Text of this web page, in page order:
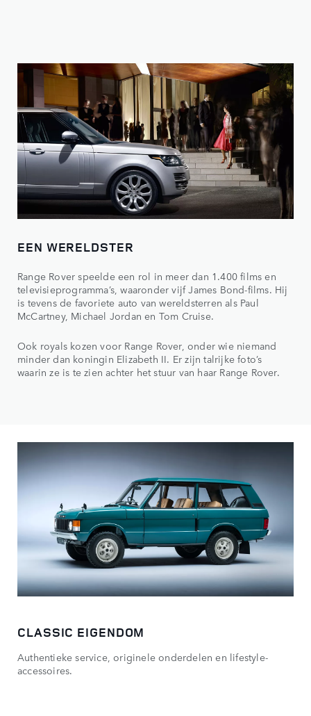
EEN WERELDSTER
Range Rover speelde een rol in meer dan 1.400 films en
televisieprogramma’s, waaronder vijf James Bond-films. Hij
is tevens de favoriete auto van wereldsterren als Paul
McCartney, Michael Jordan en Tom Cruise.
Ook royals kozen voor Range Rover, onder wie niemand
minder dan koningin Elizabeth II. Er zijn talrijke foto’s
waarin ze is te zien achter het stuur van haar Range Rover.
CLASSIC EIGENDOM
Authentieke service, originele onderdelen en lifestyle-
accessoires.